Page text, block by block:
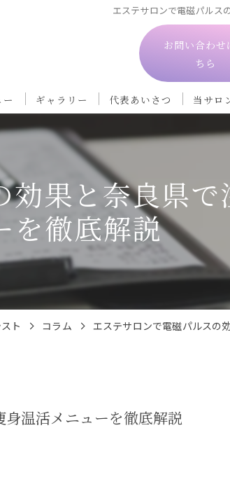
エステサロンで電磁パルス
お問い合わせ
ちら
ギャラリー 代表あいさつ 当サロ
ダイ
冷え
肩こり
果と奈良県
を徹底解説
ト コラム エステサロンで電磁パルスの
温活メニューを徹底解説